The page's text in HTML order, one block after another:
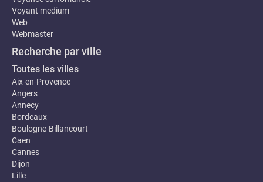
Voyant medium
Web
Webmaster
Recherche par ville
Toutes les villes
Aix-en-Provence
Angers
Annecy
Bordeaux
Boulogne-Billancourt
Caen
Cannes
Dijon
Lille